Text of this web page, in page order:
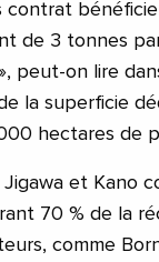
contrat
de 3 tonnes
peut-on lire
la superficie
hectares de
et Kano
70 % de la
comme